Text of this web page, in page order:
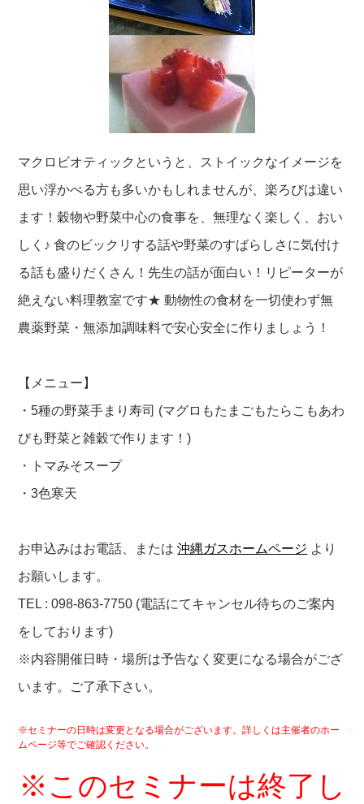
マクロビオティックというと、ストイックなイメージを
思い浮かべる方も多いかもしれませんが、楽ろびは違い
ます！穀物や野菜中心の食事を、無理なく楽しく、おい
しく♪ 食のビックリする話や野菜のすばらしさに気付け
る話も盛りだくさん！先生の話が面白い！リピーターが
絶えない料理教室です★ 動物性の食材を一切使わず無
農薬野菜・無添加調味料で安心安全に作りましょう！
【メニュー】
・5種の野菜手まり寿司 (マグロもたまごもたらこもあわ
びも野菜と雑穀で作ります！)
・トマみそスープ
・3色寒天
お申込みはお電話、または沖縄ガスホームページ より
お願いします。
TEL : 098-863-7750 (電話にてキャンセル待ちのご案内
をしております)
※内容開催日時・場所は予告なく変更になる場合がござ
います。ご了承下さい。
※セミナーの日時は変更となる場合がございます。詳しくは主催者のホー
ムページ等でご確認ください。
※このセミナーは終了し